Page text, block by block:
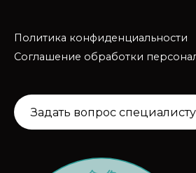
Политика конфиденциальности
Соглашение обработки
Задать вопрос специалисту